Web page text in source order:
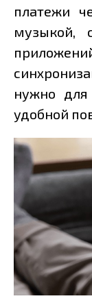
платежи
музыкой,
нужно для
удобной